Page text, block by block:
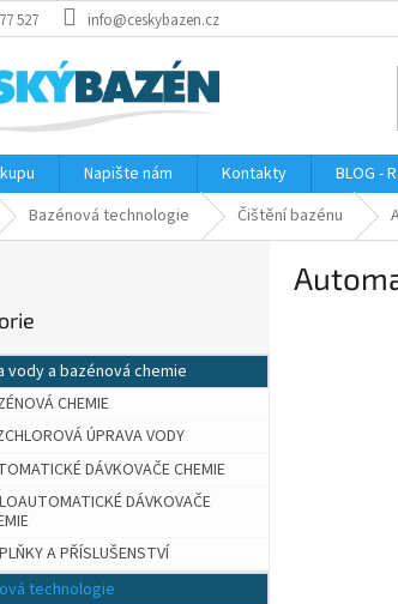
527 info@ceskybazen.cz
Napište nám Kontakty BLOG -
Bazénová technologie Čištění bazénu
vody a bazénová chemie
CHEMIE
ÚPRAVA VODY
DÁVKOVAČE CHEMIE
DÁVKOVAČE
A PŘÍSLUŠENSTVÍ
technologie